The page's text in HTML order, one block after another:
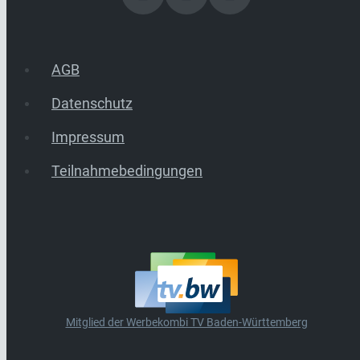
AGB
Datenschutz
Impressum
Teilnahmebedingungen
Mitglied der Werbekombi TV Baden-Württemberg